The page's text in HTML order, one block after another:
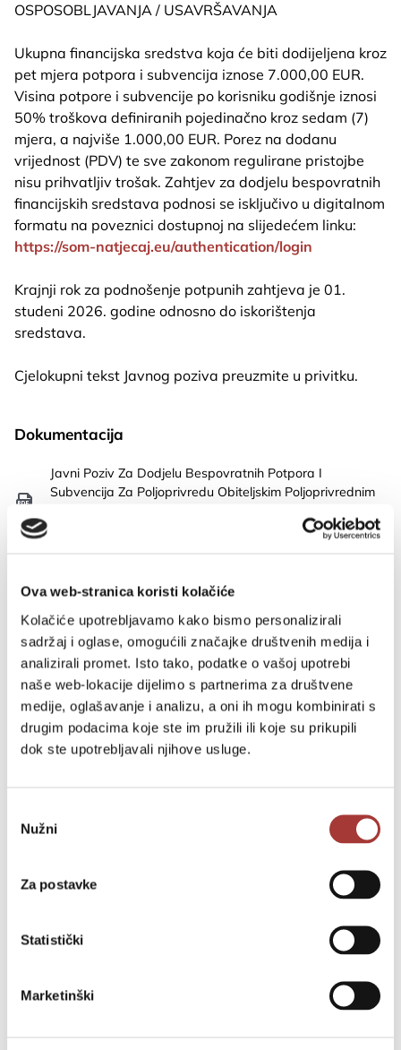
Ova web-stranica koristi kolačiće
Kolačiće upotrebljavamo kako bismo personalizirali
sadržaj i oglase, omogućili značajke društvenih medija i
analizirali promet. Isto tako, podatke o vašoj upotrebi
naše web-lokacije dijelimo s partnerima za društvene
medije, oglašavanje i analizu, a oni ih mogu kombinirati s
drugim podacima koje ste im pružili ili koje su prikupili
dok ste upotrebljavali njihove usluge.
pristanka
Nužni
Za postavke
Statistički
Marketinški
OSPOSOBLJAVANJA / USAVRŠAVANJA
Ukupna financijska sredstva koja će biti dodijeljena kroz
pet mjera potpora i subvencija iznose 7.000,00 EUR.
Visina potpore i subvencije po korisniku godišnje iznosi
50% troškova definiranih pojedinačno kroz sedam (7)
mjera, a najviše 1.000,00 EUR. Porez na dodanu
vrijednost (PDV) te sve zakonom regulirane pristojbe
nisu prihvatljiv trošak. Zahtjev za dodjelu bespovratnih
financijskih sredstava podnosi se isključivo u digitalnom
formatu na poveznici dostupnoj na slijedećem linku:
https://som-natjecaj.eu/authentication/login
Krajnji rok za podnošenje potpunih zahtjeva je 01.
studeni 2026. godine odnosno do iskorištenja
sredstava.
Cjelokupni tekst Javnog poziva preuzmite u privitku.
Dokumentacija
Javni Poziv Za Dodjelu Bespovratnih Potpora I
Subvencija Za Poljoprivredu Obiteljskim Poljoprivrednim
Kontakti
Savjetnica za gospodarstvo i razvoj
Patricija Terković
+385 52 866 817
patricija.terkovic@labin.hr
Vezani sadržaj
keyboard_arrow_right
Labina
keyboard_arrow_right
Javni natječaj za davanje poslovnog prostora na
korištenje udrugama
Natječaj za davanje u zakup poslovnog prostora